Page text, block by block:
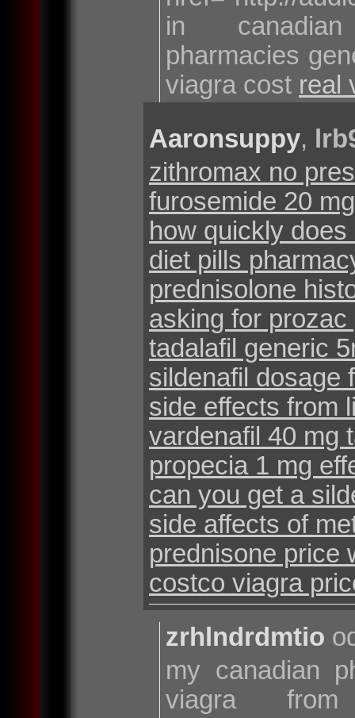
in canadian
pharmacies
viagra cost real
Aaronsuppy,
zithromax no
furosemide 20
how quickly
diet pills
prednisolone
asking for
tadalafil generic
sildenafil dosage
side effects from
vardenafil 40 mg
propecia 1 mg
can you get a
side affects of
prednisone price
costco viagra
zrhlndrdmtio
my canadian
viagra